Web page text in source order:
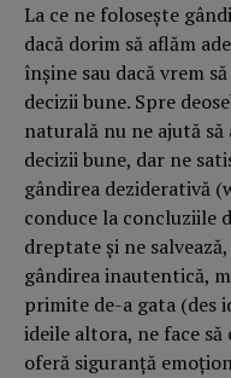
La ce ne foloseşte
dacă dorim să aflăm
înşine sau dacă vrem
decizii bune. Spre
naturală nu ne ajută să
decizii bune, dar ne
gândirea deziderativă
conduce la concluziile
dreptate şi ne
gândirea inautentică,
primite de-a gata (des
ideile altora, ne face
oferă siguranţă